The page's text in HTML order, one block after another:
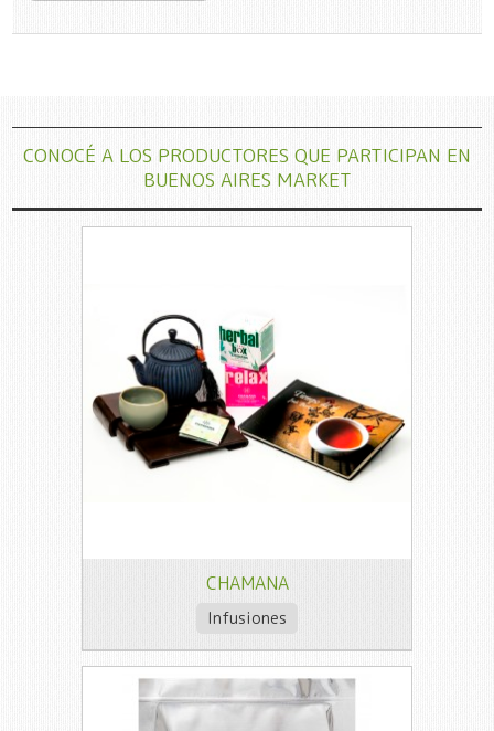
CONOCÉ A LOS PRODUCTORES QUE PARTICIPAN EN
BUENOS AIRES MARKET
CHAMANA
Infusiones